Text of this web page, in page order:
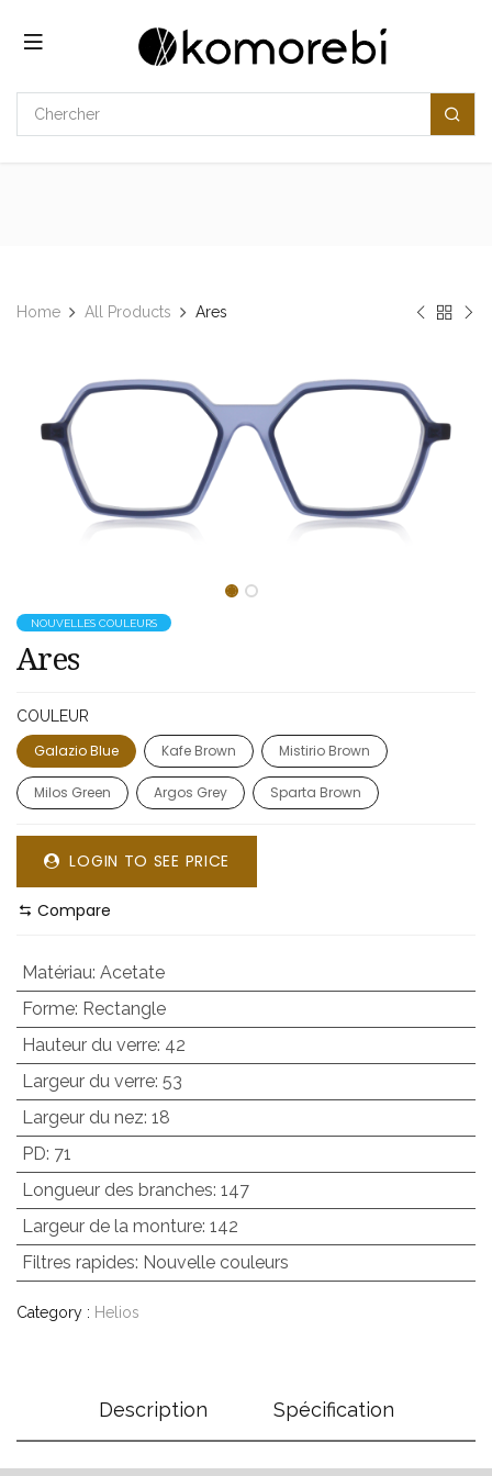
Home All Products Ares
NOUVELLES COULEURS
Ares
COULEUR
Galazio Blue Kafe Brown Mistirio Brown
Milos Green Argos Grey Sparta Brown
LOGIN TO SEE PRICE
Compare
Matériau: Acetate
Forme: Rectangle
Hauteur du verre: 42
Largeur du verre: 53
Largeur du nez: 18
PD: 71
Longueur des branches: 147
Largeur de la monture: 142
Filtres rapides: Nouvelle couleurs
Category : Helios
Description Spécification